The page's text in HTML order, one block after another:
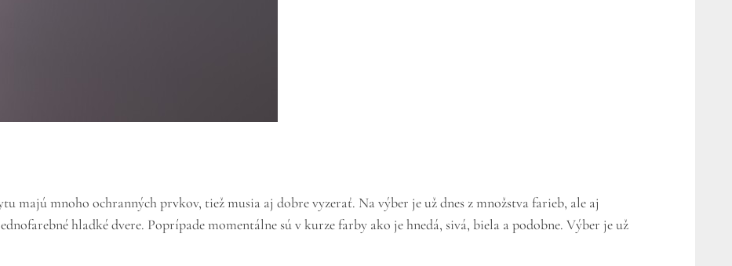
majú mnoho ochranných prvkov, tiež musia aj dobre vyzerať. Na výber je už dnes z množstva farieb, ale aj
hladké dvere. Poprípade momentálne sú v kurze farby ako je hnedá, sivá, biela a podobne. Výber je už